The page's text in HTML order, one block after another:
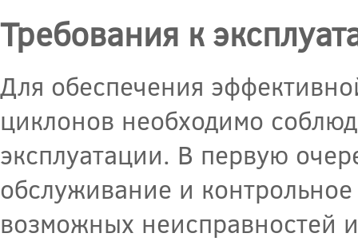
Требования к
Для обеспечения
циклонов необходимо
эксплуатации. В первую
обслуживание и
возможных неисправностей